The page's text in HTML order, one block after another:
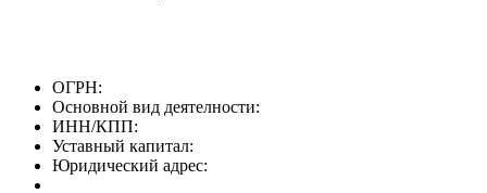
ОГРН:
Основной вид деятелности:
ИНН/КПП:
Уставный капитал:
Юридический адрес: